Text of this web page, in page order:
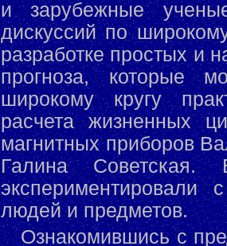
и зарубежные
дискуссий по
разработке простых и
прогноза, которые
широкому кругу
расчета жизненных
магнитных приборов
Галина
экспериментировали
людей и предметов.
Ознакомившись с